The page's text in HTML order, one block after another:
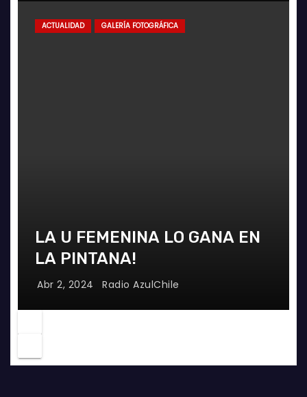
ACTUALIDAD GALERÍA FOTOGRÁFICA
LA U FEMENINA LO GANA EN
LA PINTANA!
Abr 2, 2024 Radio AzulChile